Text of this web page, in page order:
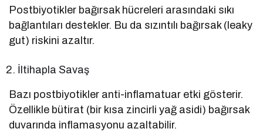
Postbiyotikler bağırsak hücreleri arasındaki sıkı
bağlantıları destekler. Bu da sızıntılı bağırsak (leaky
gut) riskini azaltır.
İltihapla Savaş
Bazı postbiyotikler anti-inflamatuar etki gösterir.
Özellikle bütirat (bir kısa zincirli yağ asidi) bağırsak
duvarında inflamasyonu azaltabilir.